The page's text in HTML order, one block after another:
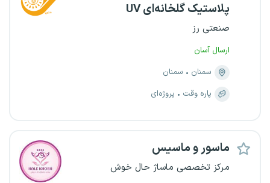
پلاستیک گلخانه‌ای UV
صنعتی رز
ارسال آسان
سمنان
سمنان
پاره وقت
پروژه‌ای
ماسور و ماسیس
مرکز تخصصی ماساژ حال خوش